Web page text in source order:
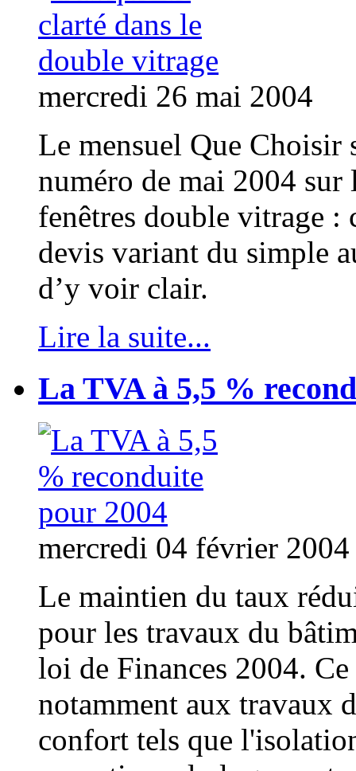
mercredi 26 mai 2004
Le mensuel Que Choisir
numéro de mai 2004 sur
fenêtres double vitrage :
devis variant du simple
d’y voir clair.
Lire la suite...
La TVA à 5,5 %
mercredi 04 février 2004
Le maintien du taux
pour les travaux du
loi de Finances 2004.
notamment aux travaux
confort tels que